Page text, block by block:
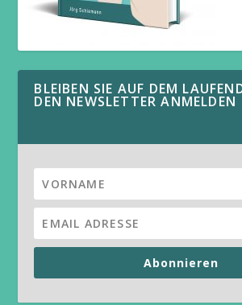
BLEIBEN SIE AUF DEM
DEN NEWSLETTER ANMELDEN
Abonnieren